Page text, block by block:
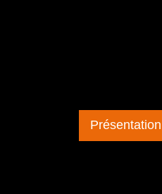
Présentation